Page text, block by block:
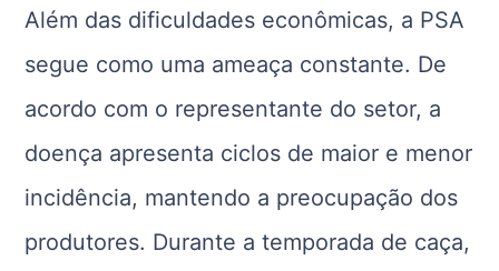
Além das dificuldades econômicas, a PSA
segue como uma ameaça constante. De
acordo com o representante do setor, a
doença apresenta ciclos de maior e menor
incidência, mantendo a preocupação dos
produtores. Durante a temporada de caça,